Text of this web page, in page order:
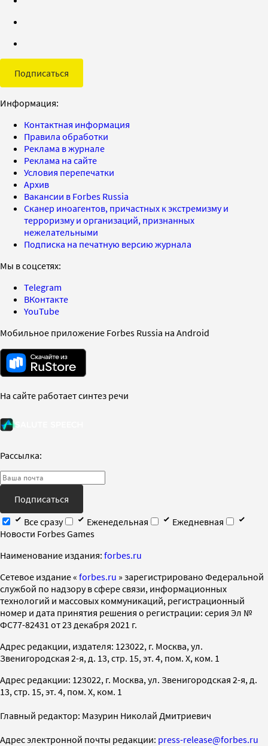
Подписаться
Информация:
Контактная информация
Правила обработки
Реклама в журнале
Реклама на сайте
Условия перепечатки
Архив
Вакансии в Forbes Russia
Сканер иноагентов, причастных к экстремизму и
терроризму и организаций, признанных
нежелательными
Подписка на печатную версию журнала
Мы в соцсетях:
Telegram
ВКонтакте
YouTube
Мобильное приложение Forbes Russia на Android
На сайте работает синтез речи
Рассылка:
Подписаться
Все сразу
Еженедельная
Ежедневная
Новости Forbes Games
Наименование издания: forbes.ru
Cетевое издание « forbes.ru » зарегистрировано Федеральной
службой по надзору в сфере связи, информационных
технологий и массовых коммуникаций, регистрационный
номер и дата принятия решения о регистрации: серия Эл №
ФС77-82431 от 23 декабря 2021 г.
Адрес редакции, издателя: 123022, г. Москва, ул.
Звенигородская 2-я, д. 13, стр. 15, эт. 4, пом. X, ком. 1
Адрес редакции: 123022, г. Москва, ул. Звенигородская 2-я, д.
13, стр. 15, эт. 4, пом. X, ком. 1
Главный редактор: Мазурин Николай Дмитриевич
Адрес электронной почты редакции: press-release@forbes.ru